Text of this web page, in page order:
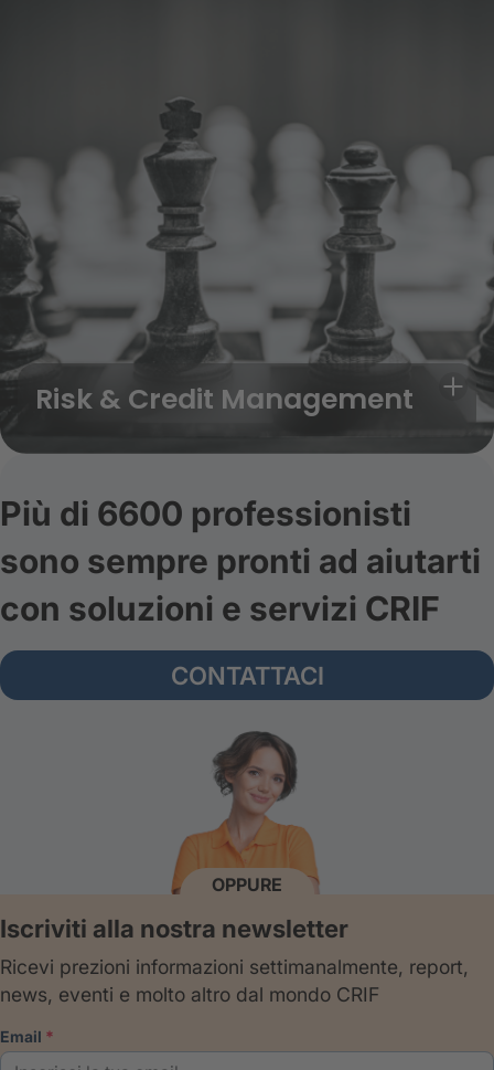
Risk & Credit Management
Più di 6600 professionisti
sono sempre pronti ad aiutarti
con soluzioni e servizi CRIF
CONTATTACI
OPPURE
Iscriviti alla nostra newsletter
Ricevi prezioni informazioni settimanalmente, report,
news, eventi e molto altro dal mondo CRIF
email